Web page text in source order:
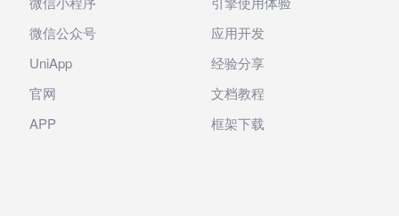
微信公众号
UniApp
官网
APP
应用开发
经验分享
文档教程
框架下载